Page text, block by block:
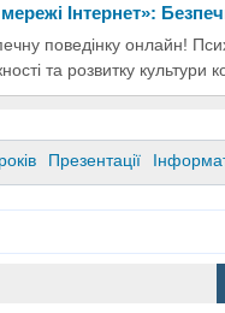
Інтернет»:
поведінку онлайн!
та розвитку культури
Презентації